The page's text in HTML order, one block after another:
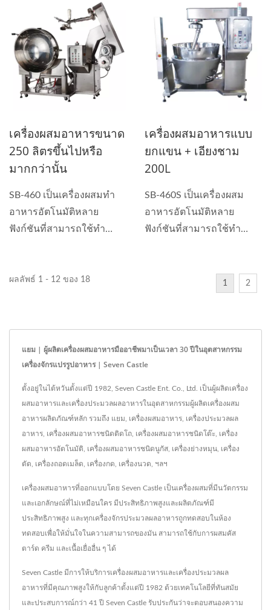
เครื่องผสมอาหารขนาด
250 ลิตรขึ้นไปหรือ
มากกว่านั้น
SB-460 เป็นเครื่องผสมทำ
อาหารอัตโนมัติหลาย
ฟังก์ชันที่สามารถใช้ทำ
เครื่องผสมอาหารแบบ
ยกแขน + เอียงชาม
200L
SB-460S เป็นเครื่องผสม
อาหารอัตโนมัติหลาย
ฟังก์ชันที่สามารถใช้ทำ
ผลลัพธ์ 1 - 12 ของ 18 1 2
แยม | ผู้ผลิตเครื่องผสมอาหารมืออาชีพมาเป็นเวลา 30 ปีในอุตสาหกรรม
เครื่องจักรแปรรูปอาหาร | Seven Castle
ตั้งอยู่ในไต้หวันตั้งแต่ปี 1982, Seven Castle Ent. Co., Ltd. เป็นผู้ผลิตเครื่อง
ผสมอาหารและเครื่องประมวลผลอาหารในอุตสาหกรรมผู้ผลิตเครื่องผสม
อาหารผลิตภัณฑ์หลัก รวมถึง แยม, เครื่องผสมอาหาร, เครื่องประมวลผล
อาหาร, เครื่องผสมอาหารชนิดติดโถ, เครื่องผสมอาหารชนิดโต๊ะ, เครื่อง
ผสมอาหารอัตโนมัติ, เครื่องผสมอาหารชนิดนูกัส, เครื่องย่างหมุน, เครื่อง
ตัด, เครื่องถอดเมล็ด, เครื่องกด, เครื่องนวด, ฯลฯ
เครื่องผสมอาหารที่ออกแบบโดย Seven Castle เป็นเครื่องผสมที่มีนวัตกรรม
และเอกลักษณ์ที่ไม่เหมือนใคร มีประสิทธิภาพสูงและผลิตภัณฑ์มี
ประสิทธิภาพสูง และทุกเครื่องจักรประมวลผลอาหารถูกทดสอบในห้อง
ทดสอบเพื่อให้มั่นใจในความสามารถของมัน สามารถใช้กับการผสมคัส
ตาร์ด ครีม และเนื้อเยื่ออื่น ๆ ได้
Seven Castle มีการให้บริการเครื่องผสมอาหารและเครื่องประมวลผล
อาหารที่มีคุณภาพสูงให้กับลูกค้าตั้งแต่ปี 1982 ด้วยเทคโนโลยีที่ทันสมัย
และประสบการณ์กว่า 41 ปี Seven Castle รับประกันว่าจะตอบสนองความ